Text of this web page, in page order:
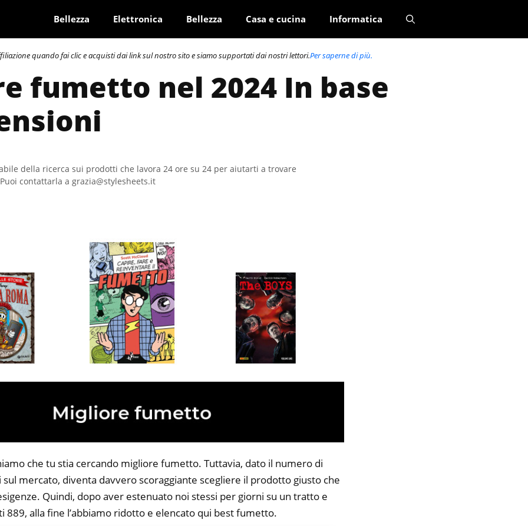
Bellezza Elettronica Bellezza Casa e cucina Informatica
quando fai clic e acquisti dai link sul nostro sito e siamo supportati dai nostri lettori.Per saperne di più.
fumetto nel 2024 In base
della ricerca sui prodotti che lavora 24 ore su 24 per aiutarti a trovare
contattarla a grazia@stylesheets.it
che tu stia cercando migliore fumetto. Tuttavia, dato il numero di
mercato, diventa davvero scoraggiante scegliere il prodotto giusto che
Quindi, dopo aver estenuato noi stessi per giorni su un tratto e
889, alla fine l’abbiamo ridotto e elencato qui best fumetto.